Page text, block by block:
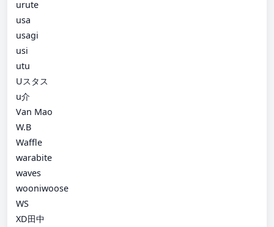
urute
usa
usagi
usi
utu
Uスタス
u介
Van Mao
W.B
Waffle
warabite
waves
wooniwoose
WS
XD田中